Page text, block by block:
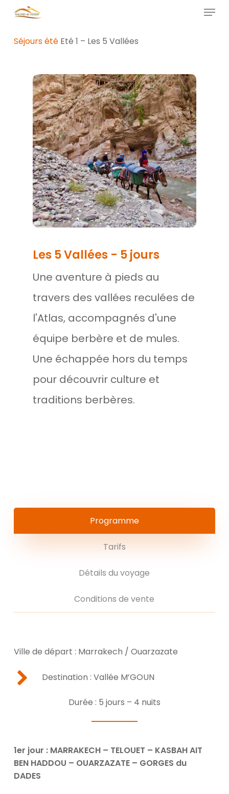
content
Menu
Séjours été Eté 1 – Les 5 Vallées
Les 5 Vallées - 5 jours
Une aventure à pieds au
travers des vallées reculées de
l'Atlas, accompagnés d'une
équipe berbère et de mules.
Une échappée hors du temps
pour découvrir culture et
traditions berbères.
Programme
Tarifs
Détails du voyage
Conditions de vente
Ville de départ : Marrakech / Ouarzazate
Destination : Vallée M’GOUN
Durée : 5 jours – 4 nuits
1er jour : MARRAKECH – TELOUET – KASBAH AIT
BEN HADDOU – OUARZAZATE – GORGES du
DADES